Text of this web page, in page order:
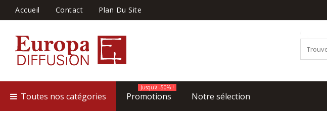
Accueil Contact Plan Du Site
Toutes nos catégories Promotions
Jusqu'à -50% !
Notre sélection